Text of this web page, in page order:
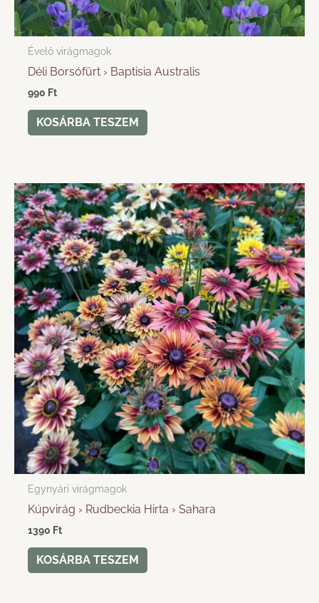
Évelő virágmagok
Déli Borsófürt › Baptisia Australis
990 Ft
KOSÁRBA TESZEM
Egynyári virágmagok
Kúpvirág › Rudbeckia Hirta › Sahara
1390 Ft
KOSÁRBA TESZEM